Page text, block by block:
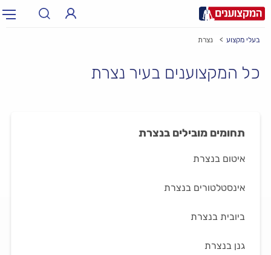
בעלי מקצוע נצרת
כל המקצוענים בעיר נצרת
תחומים מובילים בנצרת
איטום בנצרת
אינסטלטורים בנצרת
ביובית בנצרת
גנן בנצרת